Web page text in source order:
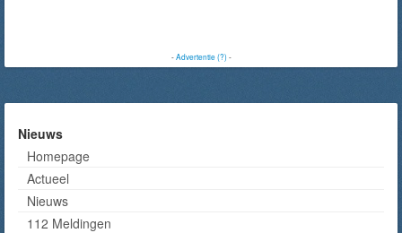
-Advertentie (?)-
Nieuws
Homepage
Actueel
Nieuws
112 Meldingen